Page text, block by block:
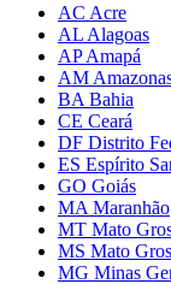
AC Acre
AL Alagoas
AP Amapá
AM
BA Bahia
CE Ceará
DF Distrito
ES Espírito
GO Goiás
MA Maranhão
MT Mato
MS Mato
MG Minas